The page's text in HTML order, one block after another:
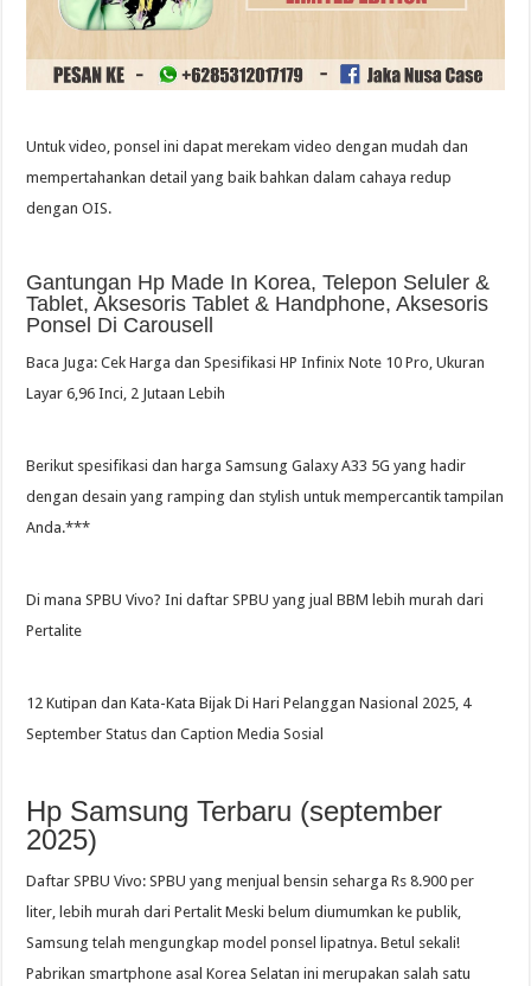
Untuk video, ponsel ini dapat merekam video dengan mudah dan
mempertahankan detail yang baik bahkan dalam cahaya redup
dengan OIS.
Gantungan Hp Made In Korea, Telepon Seluler &
Tablet, Aksesoris Tablet & Handphone, Aksesoris
Ponsel Di Carousell
Baca Juga: Cek Harga dan Spesifikasi HP Infinix Note 10 Pro, Ukuran
Layar 6,96 Inci, 2 Jutaan Lebih
Berikut spesifikasi dan harga Samsung Galaxy A33 5G yang hadir
dengan desain yang ramping dan stylish untuk mempercantik tampilan
Anda.***
Di mana SPBU Vivo? Ini daftar SPBU yang jual BBM lebih murah dari
Pertalite
12 Kutipan dan Kata-Kata Bijak Di Hari Pelanggan Nasional 2025, 4
September Status dan Caption Media Sosial
Hp Samsung Terbaru (september
2025)
Daftar SPBU Vivo: SPBU yang menjual bensin seharga Rs 8.900 per
liter, lebih murah dari Pertalit Meski belum diumumkan ke publik,
Samsung telah mengungkap model ponsel lipatnya. Betul sekali!
Pabrikan smartphone asal Korea Selatan ini merupakan salah satu